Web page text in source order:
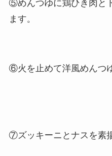
⑤めんつゆに鶏ひき肉と
ます。
⑥火を止めて洋風めんつ
⑦ズッキーニとナスを素